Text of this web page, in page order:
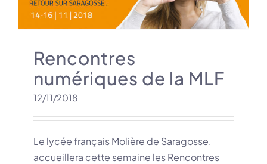
Rencontres
numériques de la MLF
12/11/2018
Le lycée français Molière de Saragosse,
accueillera cette semaine les Rencontres